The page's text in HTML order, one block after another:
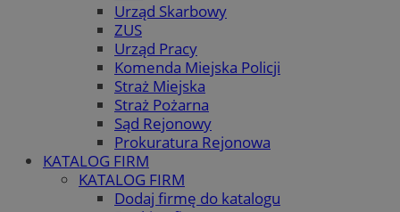
Urząd Skarbowy
ZUS
Urząd Pracy
Komenda Miejska Policji
Straż Miejska
Straż Pożarna
Sąd Rejonowy
Prokuratura Rejonowa
KATALOG FIRM
KATALOG FIRM
Dodaj firmę do katalogu